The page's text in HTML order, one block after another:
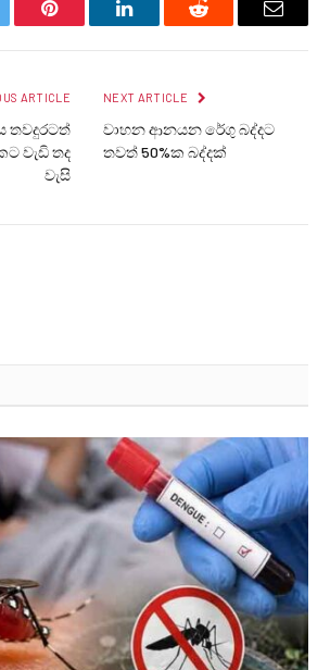
Pinterest LinkedInReddit Email
ARTICLE
තවදුරටත්
වැඩි තද
වැසි
NEXT ARTICLE
වාහන ආනයන රේගු බද්දට
තවත් 50%ක බද්දක්